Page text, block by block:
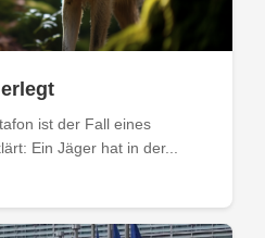
ist der Fall eines
Ein Jäger hat in der...